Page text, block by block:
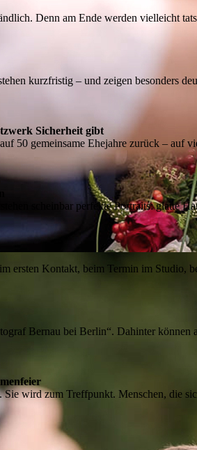
Denn am Ende werden vielleicht
kurzfristig – und zeigen besonders
Sicherheit gibt
50 gemeinsame Ehejahre zurück – auf
scheinbar perfekte Portraits: glatte
ersten Kontakt, beim Termin im Studio,
Bernau bei Berlin“. Dahinter können
wird zum Treffpunkt. Menschen, die